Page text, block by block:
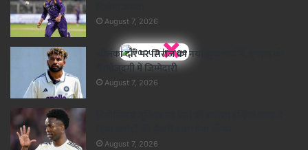
×
August 7, 2026
श्रीलंका दौरे पर सिराज का नया लुक चर्चा में, बुमराह की
गैरमौजूदगी में जिम्मेदारी
August 7, 2026
August 7, 2026